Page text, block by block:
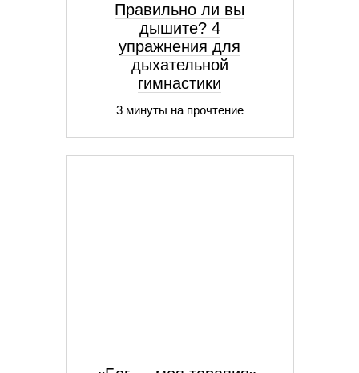
Правильно ли вы
дышите? 4
упражнения для
дыхательной
гимнастики
3 минуты на прочтение